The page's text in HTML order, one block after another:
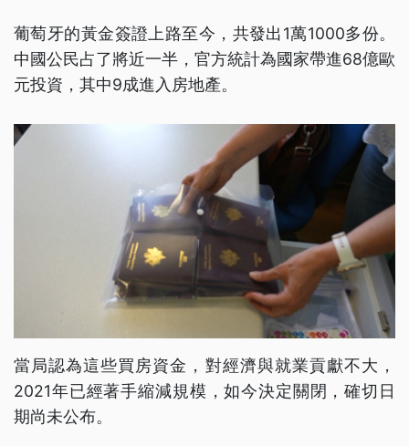
葡萄牙的黃金簽證上路至今，共發出1萬1000多份。
中國公民占了將近一半，官方統計為國家帶進68億歐
元投資，其中9成進入房地產。
當局認為這些買房資金，對經濟與就業貢獻不大，
2021年已經著手縮減規模，如今決定關閉，確切日
期尚未公布。